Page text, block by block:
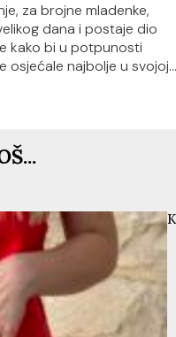
za brojne mladenke,
dana i postaje dio
kako bi u potpunosti
osjećale najbolje u svojoj...